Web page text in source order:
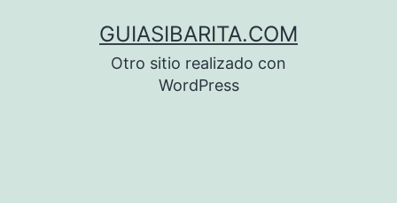
GUIASIBARITA.COM
Otro sitio realizado con
WordPress